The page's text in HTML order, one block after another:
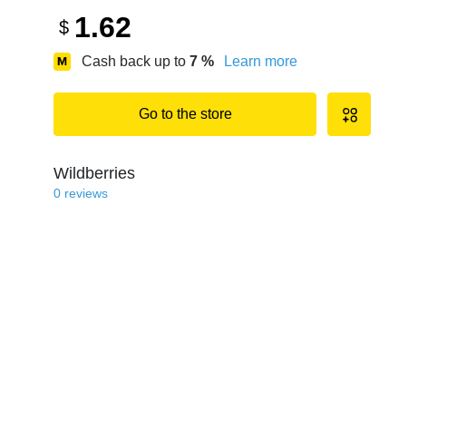
$ 1.62
Cash back up to 7 % Learn more
Go to the store
Wildberries
0 reviews